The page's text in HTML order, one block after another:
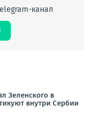
канал
Зеленского в
внутри Сербии